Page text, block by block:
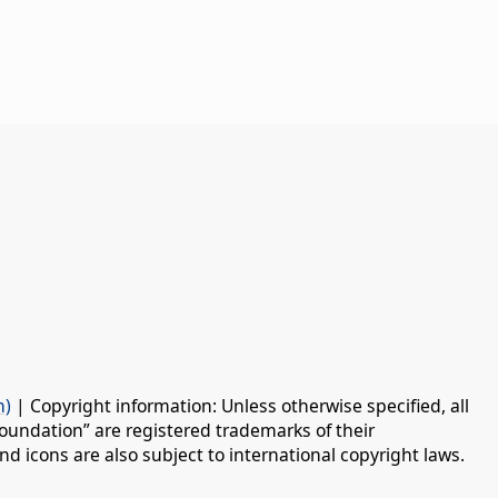
| Copyright information: Unless otherwise specified, all
are registered trademarks of their
icons are also subject to international copyright laws.